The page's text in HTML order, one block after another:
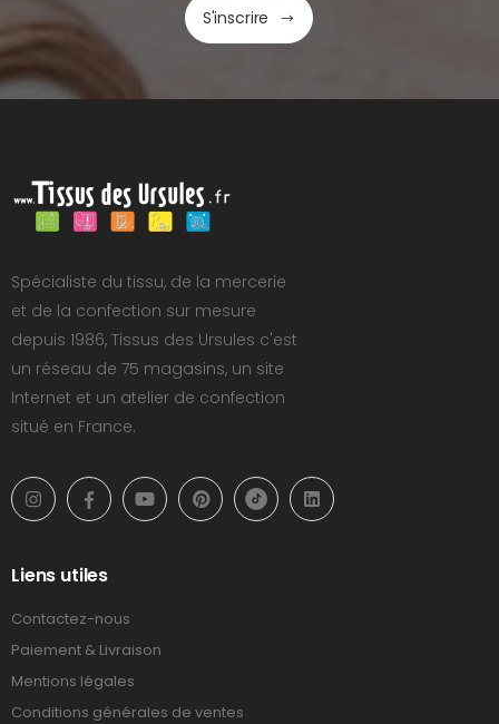
S'inscrire
Spécialiste du tissu, de la mercerie
et de la confection sur mesure
depuis 1986, Tissus des Ursules c'est
un réseau de 75 magasins, un site
Internet et un atelier de confection
situé en France.
Liens utiles
Contactez-nous
Paiement & Livraison
Mentions légales
Conditions générales de ventes